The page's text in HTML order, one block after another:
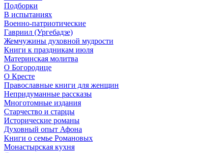
Подборки
В испытаниях
Военно-патриотические
Гавриил (Ургебадзе)
Жемчужины духовной мудрости
Книги к праздникам июля
Материнская молитва
О Богородице
О Кресте
Православные книги для женщин
Непридуманные рассказы
Многотомные издания
Старчество и старцы
Исторические романы
Духовный опыт Афона
Книги о семье Романовых
Монастырская кухня